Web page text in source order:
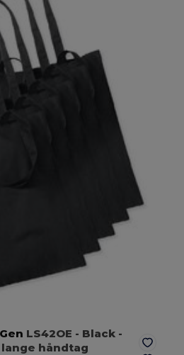
LS42OE - Black -
håndtag